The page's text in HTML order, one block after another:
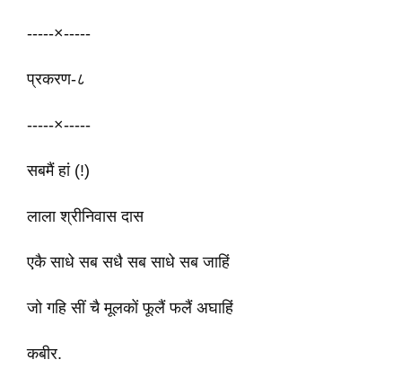
-----×-----
प्रकरण-८
-----×-----
सबमैं हां (!)
लाला श्रीनिवास दास
एकै साधे सब सधै सब साधे सब जाहिं
जो गहि सीं चै मूलकों फूलैं फलैं अघाहिं
कबीर.